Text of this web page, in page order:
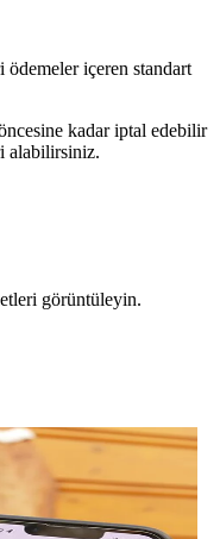
ödemeler içeren standart
kadar iptal edebilir
alabilirsiniz.
görüntüleyin.